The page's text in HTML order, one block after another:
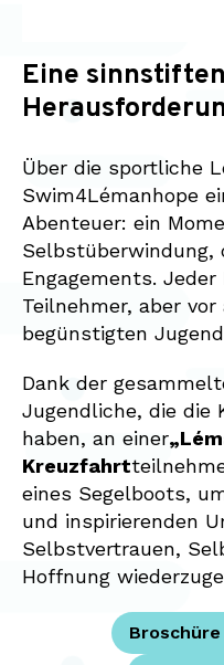
Eine
Über die sportliche
Swim4Lémanhope
Abenteuer: ein
Selbstüberwindung,
Engagements.
Teilnehmer, aber
begünstigten
Dank der
Jugendliche, die die
haben, an einer
Kreuzfahrt
eines Segelboots,
und inspirierenden
Selbstvertrauen,
Hoffnung